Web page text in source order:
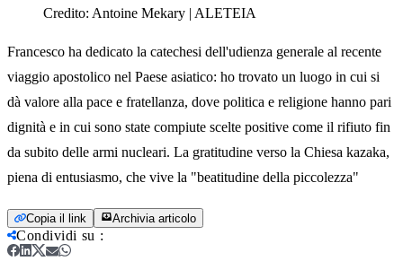
Credito: Antoine Mekary | ALETEIA
Francesco ha dedicato la catechesi dell'udienza generale al recente
viaggio apostolico nel Paese asiatico: ho trovato un luogo in cui si
dà valore alla pace e fratellanza, dove politica e religione hanno pari
dignità e in cui sono state compiute scelte positive come il rifiuto fin
da subito delle armi nucleari. La gratitudine verso la Chiesa kazaka,
piena di entusiasmo, che vive la "beatitudine della piccolezza"
Copia il link Archivia articolo
Condividi su :